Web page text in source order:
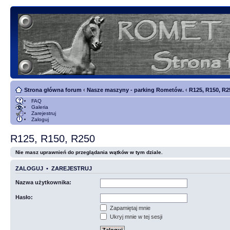
Strona główna forum ‹ Nasze maszyny - parking Rometów. ‹ R125, R150,
FAQ
Galeria
Zarejestruj
Zaloguj
R125, R150, R250
Nie masz uprawnień do przeglądania wątków w tym dziale.
ZALOGUJ • ZAREJESTRUJ
Nazwa użytkownika:
Hasło:
Zapamiętaj mnie
Ukryj mnie w tej sesji